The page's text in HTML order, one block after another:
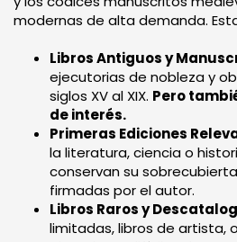
modernas de alta demanda.
Libros Antiguos y
ejecutorias de nobleza y
siglos XV al XIX. Pero
de interés.
Primeras Ediciones
la literatura, ciencia o
conservan su
firmadas por el autor.
Libros Raros y
limitadas, libros de artista,